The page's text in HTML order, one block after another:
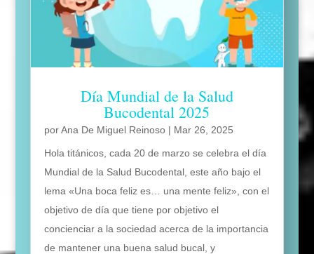
Día Mundial de la Salud
Bucodental 2025
porAna De Miguel Reinoso| Mar 26, 2025
Hola titánicos, cada 20 de marzo se celebra el día
Mundial de la Salud Bucodental, este año bajo el
lema «Una boca feliz es… una mente feliz», con el
objetivo de día que tiene por objetivo el
concienciar a la sociedad acerca de la importancia
de mantener una buena salud bucal, y